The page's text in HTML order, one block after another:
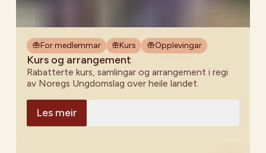
For medlemmar Kurs Opplevingar
Kurs og arrangement
Rabatterte kurs, samlingar og arrangement i regi
av Noregs Ungdomslag over heile landet.
Les meir